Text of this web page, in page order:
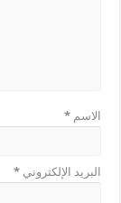
الاسم*
البريد الإلكتروني*